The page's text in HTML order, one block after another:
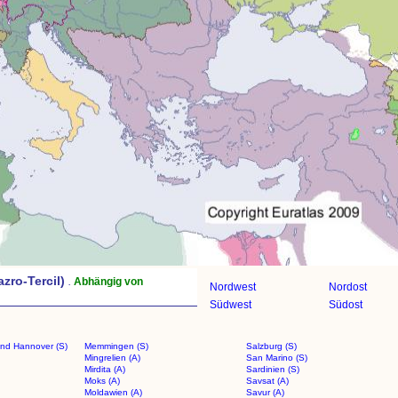
Tercil) . Abhängig von Nordwest
Nordost
Südwest
Südost
Hannover (S) Memmingen (S)
Salzburg (S)
Mingrelien (A)
San Marino (S)
Mirdita (A)
Sardinien (S)
Moks (A)
Savsat (A)
Moldawien (A)
Savur (A)